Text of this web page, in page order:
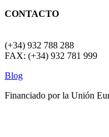
CONTACTO
(+34) 932 788 288
FAX: (+34) 932 781 999
Blog
Financiado por la Unión